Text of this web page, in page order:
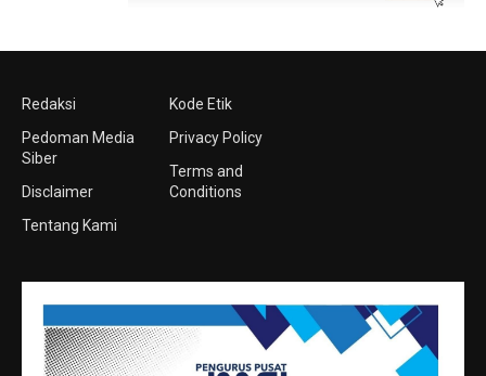
Redaksi
Pedoman Media
Siber
Disclaimer
Tentang Kami
Kode Etik
Privacy Policy
Terms and
Conditions